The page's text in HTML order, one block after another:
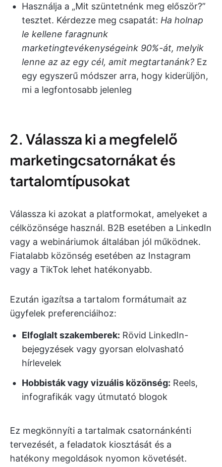
Használja a „Mit szüntetnénk meg először?”
tesztet. Kérdezze meg csapatát: Ha holnap
le kellene faragnunk
marketingtevékenységeink 90%-át, melyik
lenne az az egy cél, amit megtartanánk? Ez
egy egyszerű módszer arra, hogy kiderüljön,
mi a legfontosabb jelenleg
2. Válassza ki a megfelelő
marketingcsatornákat és
tartalomtípusokat
Válassza ki azokat a platformokat, amelyeket a
célközönsége használ. B2B esetében a LinkedIn
vagy a webináriumok általában jól működnek.
Fiatalabb közönség esetében az Instagram
vagy a TikTok lehet hatékonyabb.
Ezután igazítsa a tartalom formátumait az
ügyfelek preferenciáihoz:
Elfoglalt szakemberek: Rövid LinkedIn-
bejegyzések vagy gyorsan elolvasható
hírlevelek
Hobbisták vagy vizuális közönség: Reels,
infografikák vagy útmutató blogok
Ez megkönnyíti a tartalmak csatornánkénti
tervezését, a feladatok kiosztását és a
hatékony megoldások nyomon követését.